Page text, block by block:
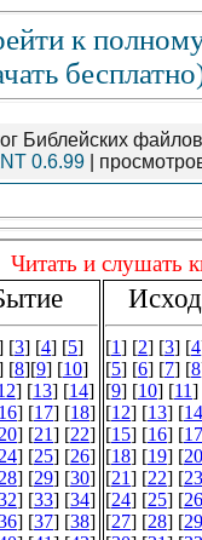
к
Библейских
0.6.99 |